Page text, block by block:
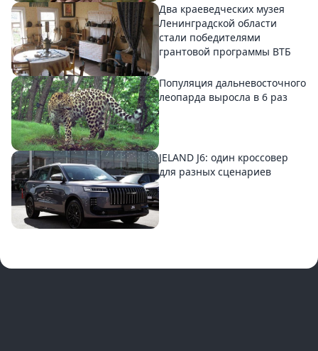
Два краеведческих музея
Ленинградской области
стали победителями
грантовой программы ВТБ
Популяция дальневосточного
леопарда выросла в 6 раз
JELAND J6: один кроссовер
для разных сценариев